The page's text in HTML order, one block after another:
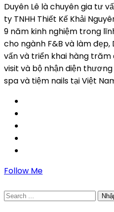
Duyên Lê là chuyên gia tư
ty TNHH Thiết Kế Khải
9 năm kinh nghiệm trong
cho ngành F&B và làm
vấn và triển khai hàng
visit và bộ nhận diện
spa và tiệm nails tại Việt
Follow Me